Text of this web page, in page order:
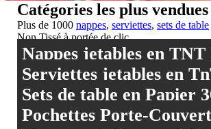
Catégories les plus vendues
Plus de 1000 nappes, serviettes, sets de table
Non Tissé à portée de clic
Nappes jetables en TNT
Serviettes jetables en
Sets de table en Papier
Pochettes Porte-